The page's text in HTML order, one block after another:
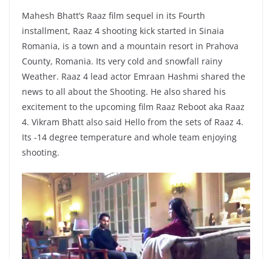
Mahesh Bhatt’s Raaz film sequel in its Fourth
installment, Raaz 4 shooting kick started in Sinaia
Romania, is a town and a mountain resort in Prahova
County, Romania. Its very cold and snowfall rainy
Weather. Raaz 4 lead actor Emraan Hashmi shared the
news to all about the Shooting. He also shared his
excitement to the upcoming film Raaz Reboot aka Raaz
4. Vikram Bhatt also said Hello from the sets of Raaz 4.
Its -14 degree temperature and whole team enjoying
shooting.